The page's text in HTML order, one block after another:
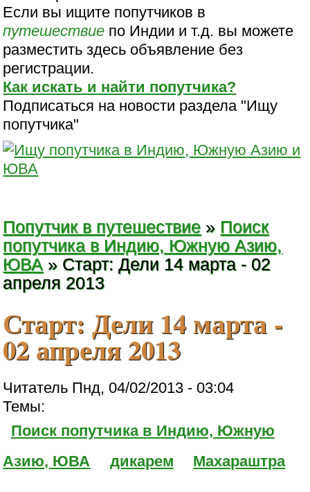
Если вы ищите попутчиков в
путешествие по Индии и т.д. вы можете
разместить здесь объявление без
регистрации.
Как искать и найти попутчика?
Подписаться на новости раздела "Ищу
попутчика"
Попутчик в путешествие » Поиск
попутчика в Индию, Южную Азию,
ЮВА » Старт: Дели 14 марта - 02
апреля 2013
Старт: Дели 14 марта -
02 апреля 2013
Читатель Пнд, 04/02/2013 - 03:04
Темы:
Поиск попутчика в Индию, Южную
Азию, ЮВА
дикарем Махараштра